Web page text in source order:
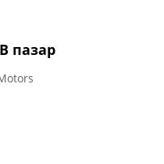
пазар